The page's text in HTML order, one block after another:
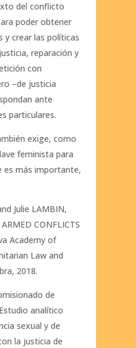
del conflicto
poder obtener
y crear las políticas
reparación y
con
–de justicia
ante
particulares.
exige, como
feminista para
es más importante,
Julie LAMBIN,
CONFLICTS
Academy of
Law and
2018.
de
analítico
sexual y de
la justicia de